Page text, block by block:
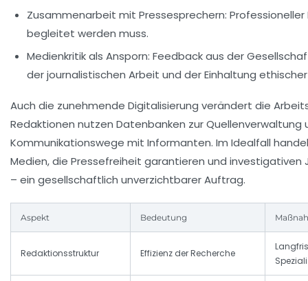
Zusammenarbeit mit Pressesprechern:
begleitet werden muss.
Medienkritik als Ansporn: Feedback aus der
der journalistischen Arbeit und der Einhaltung
Auch die zunehmende Digitalisierung verändert die
Redaktionen nutzen Datenbanken zur Quellenverwaltung
Kommunikationswege mit Informanten. Im Idealfall
Medien, die Pressefreiheit garantieren und investigativen
– ein gesellschaftlich unverzichtbarer Auftrag.
Aspekt Bedeutung
Redaktionsstruktur Effizienz der Recherche